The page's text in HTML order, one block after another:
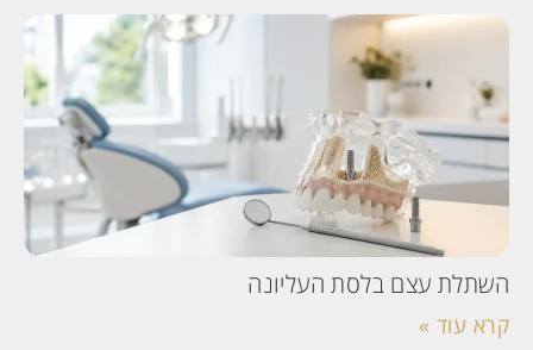
השתלת עצם בלסת העליונה
קרא עוד »